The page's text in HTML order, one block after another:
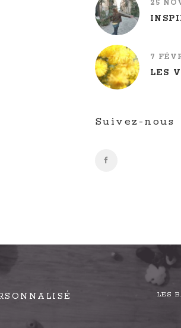
25
7
LES
Suivez-nous
LES